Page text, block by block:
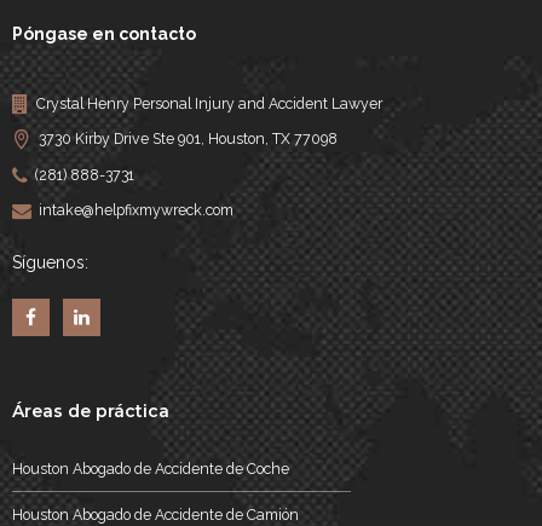
Póngase en contacto
Crystal Henry Personal Injury and Accident Lawyer
3730 Kirby Drive Ste 901, Houston, TX 77098
(281) 888-3731
intake@helpfixmywreck.com
Síguenos:
Áreas de práctica
Houston Abogado de Accidente de Coche
Houston Abogado de Accidente de Camión